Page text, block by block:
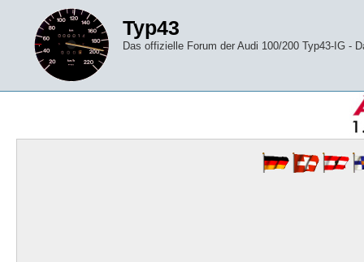
Typ43
Das offizielle Forum der Audi 100/200 Typ43-IG -